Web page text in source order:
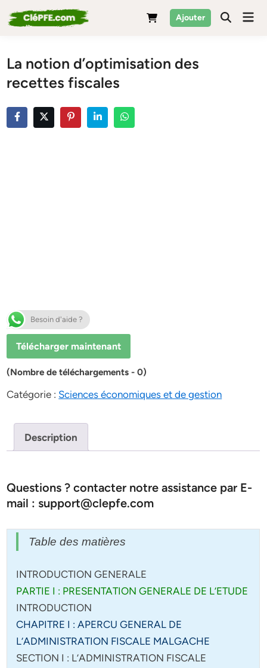
to
Ajouter
La notion d’optimisation des
recettes fiscales
Besoin d'aide ?
Télécharger maintenant
(Nombre de téléchargements - 0)
Catégorie : Sciences économiques et de gestion
Description
Questions ? contacter notre assistance par E-
mail : support@clepfe.com
Table des matières
INTRODUCTION GENERALE
PARTIE I : PRESENTATION GENERALE DE L’ETUDE
INTRODUCTION
CHAPITRE I : APERCU GENERAL DE
L’ADMINISTRATION FISCALE MALGACHE
SECTION I : L’ADMINISTRATION FISCALE